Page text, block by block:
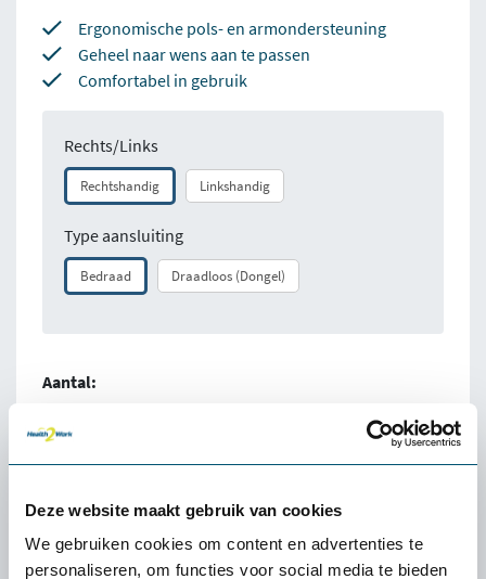
Deze website maakt gebruik van cookies
We gebruiken cookies om content en advertenties te
personaliseren, om functies voor social media te bieden
Ergonomische pols- en armondersteuning
Geheel naar wens aan te passen
Comfortabel in gebruik
Rechts/Links
Rechtshandig Linkshandig
Type aansluiting
Bedraad Draadloos (Dongel)
Aantal:
100% tevredenheidgarantie
Snelle levering uit voorraad